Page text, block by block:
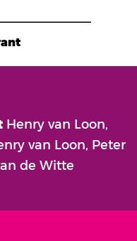
Henry van Loon,
van Loon, Peter
de Witte